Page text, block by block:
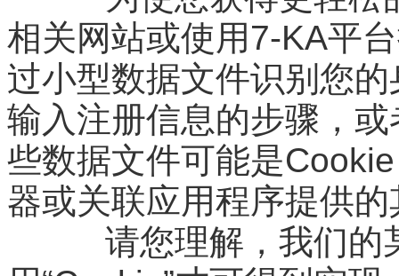
相关网站或使用7-KA平
过小型数据文件识别您
输入注册信息的步骤，
些数据文件可能是
器或关联应用程序提供
请您理解，我们的